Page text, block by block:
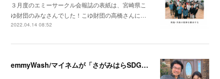
３月度のエミーサークル会報誌の表紙は、宮崎県こ
ゆ財団のみなさんでした！こゆ財団の高橋さんに…
2022.04.14 08:52
emmyWash/マイネムが「さがみはらSDGsパートナー」に認定されました